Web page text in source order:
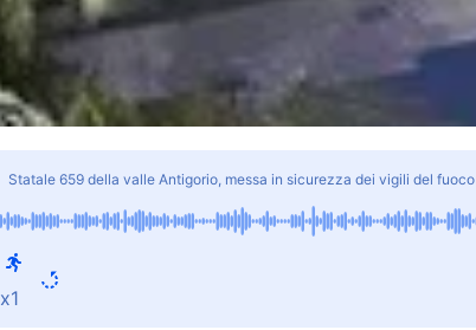
Statale 659 della valle Antigorio, messa in sicurezza dei vigili del fuoco
x1